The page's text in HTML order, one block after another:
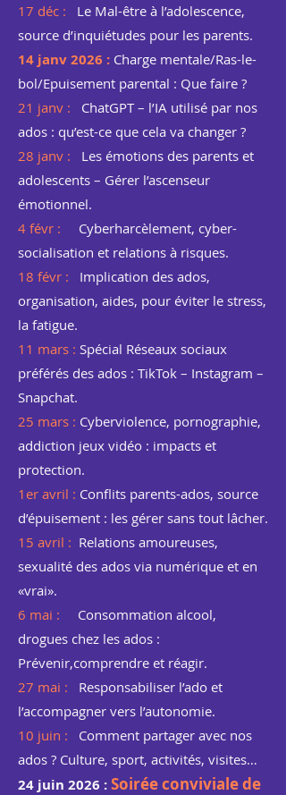
17 déc : Le Mal-être à l’adolescence,
source d’inquiétudes pour les parents.
14 janv 2026 : Charge mentale/Ras-le-
bol/Epuisement parental : Que faire ?
21 janv :
ChatGPT – l’IA utilisé par nos
ados : qu’est-ce que cela va changer ?
28 janv :
Les émotions des parents et
adolescents – Gérer l’ascenseur
émotionnel.
4 févr :
Cyberharcèlement, cyber-
socialisation et relations à risques.
18 févr : Implication des ados,
organisation, aides, pour éviter le stress,
la fatigue.
11 mars : Spécial Réseaux sociaux
préférés des ados : TikTok – Instagram –
Snapchat.
25 mars : Cyberviolence, pornographie,
addiction jeux vidéo : impacts et
protection.
1er avril : Conflits parents-ados, source
d’épuisement : les gérer sans tout lâcher.
15 avril : Relations amoureuses,
sexualité des ados via numérique et en
«vrai».
6 mai : Consommation alcool,
drogues chez les ados :
Prévenir,comprendre et réagir.
27 mai :
Responsabiliser l’ado et
l’accompagner vers l’autonomie.
10 juin : Comment partager avec nos
ados ? Culture, sport, activités, visites…
24 juin 2026 :Soirée conviviale de